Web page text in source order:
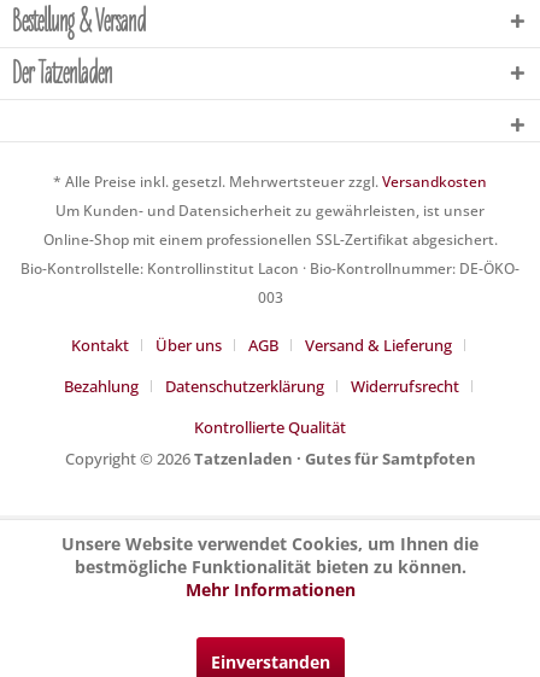
Bestellung & Versand
Der Tatzenladen
* Alle Preise inkl. gesetzl. Mehrwertsteuer zzgl.Versandkosten
Um Kunden- und Datensicherheit zu gewährleisten, ist unser
Online-Shop mit einem professionellen SSL-Zertifikat abgesichert.
Bio-Kontrollstelle: Kontrollinstitut Lacon · Bio-Kontrollnummer: DE-ÖKO-
003
Kontakt Über uns AGB
Versand & Lieferung
Bezahlung
Datenschutzerklärung
Widerrufsrecht
Kontrollierte Qualität
Copyright © 2026Tatzenladen · Gutes für Samtpfoten
Unsere Website verwendet Cookies, um Ihnen die
bestmögliche Funktionalität bieten zu können.
Mehr Informationen
Einverstanden